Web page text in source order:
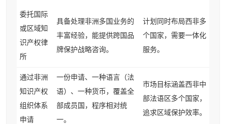
委托国际
或区域知
识产权律
所
具备处理非洲多国业务的
丰富经验，能提供跨国品
牌保护战略咨询。
计划同时布局西非多
个国家，需要一体化
服务。
通过非洲
知识产权
组织体系
申请
一份申请、一种语言（法
语）、一种货币，覆盖全
部成员国，程序相对统
一。
市场目标涵盖西非中
部法语区多个国家，
追求区域保护效率。